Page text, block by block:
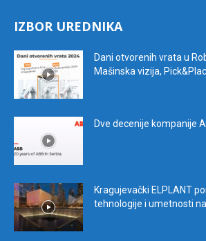
IZBOR UREDNIKA
Dani otvorenih vrata u
Mašinska vizija,
Dve decenije kompanije
Kragujevački ELPLANT
tehnologije i umetnosti